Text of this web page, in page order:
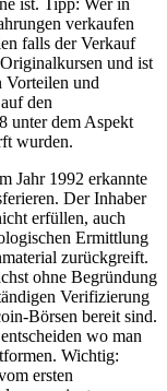
ist. Tipp: Wer in
verkaufen
falls der Verkauf
und ist
Vorteilen und
den
unter dem Aspekt
wurden.
Jahr 1992 erkannte
Der Inhaber
erfüllen, auch
Ermittlung
zurückgreift.
ohne Begründung
Verifizierung
Börsen bereit sind.
wo man
Wichtig:
ersten